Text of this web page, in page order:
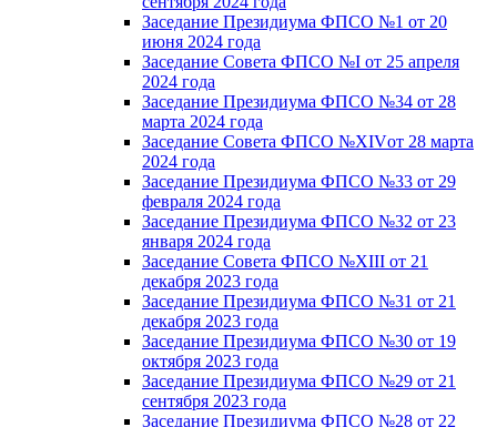
Заседание Президиума ФПСО №1 от 20
июня 2024 года
Заседание Совета ФПСО №I от 25 апреля
2024 года
Заседание Президиума ФПСО №34 от 28
марта 2024 года
Заседание Совета ФПСО №XIVот 28 марта
2024 года
Заседание Президиума ФПСО №33 от 29
февраля 2024 года
Заседание Президиума ФПСО №32 от 23
января 2024 года
Заседание Совета ФПСО №XIII от 21
декабря 2023 года
Заседание Президиума ФПСО №31 от 21
декабря 2023 года
Заседание Президиума ФПСО №30 от 19
октября 2023 года
Заседание Президиума ФПСО №29 от 21
сентября 2023 года
Заседание Президиума ФПСО №28 от 22